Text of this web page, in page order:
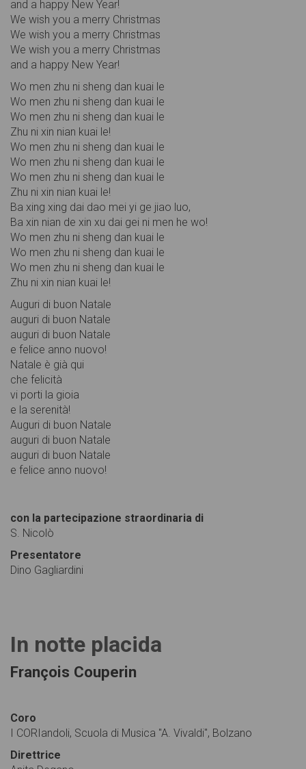
and a happy New Year!
We wish you a merry Christmas
We wish you a merry Christmas
We wish you a merry Christmas
and a happy New Year!
Wo men zhu ni sheng dan kuai le
Wo men zhu ni sheng dan kuai le
Wo men zhu ni sheng dan kuai le
Zhu ni xin nian kuai le!
Wo men zhu ni sheng dan kuai le
Wo men zhu ni sheng dan kuai le
Wo men zhu ni sheng dan kuai le
Zhu ni xin nian kuai le!
Ba xing xing dai dao mei yi ge jiao luo,
Ba xin nian de xin xu dai gei ni men he wo!
Wo men zhu ni sheng dan kuai le
Wo men zhu ni sheng dan kuai le
Wo men zhu ni sheng dan kuai le
Zhu ni xin nian kuai le!
Auguri di buon Natale
auguri di buon Natale
auguri di buon Natale
e felice anno nuovo!
Natale è già qui
che felicità
vi porti la gioia
e la serenità!
Auguri di buon Natale
auguri di buon Natale
auguri di buon Natale
e felice anno nuovo!
con la partecipazione straordinaria di
S. Nicolò
Presentatore
Dino Gagliardini
In notte placida
François Couperin
Coro
I CORIandoli, Scuola di Musica "A. Vivaldi", Bolzano
Direttrice